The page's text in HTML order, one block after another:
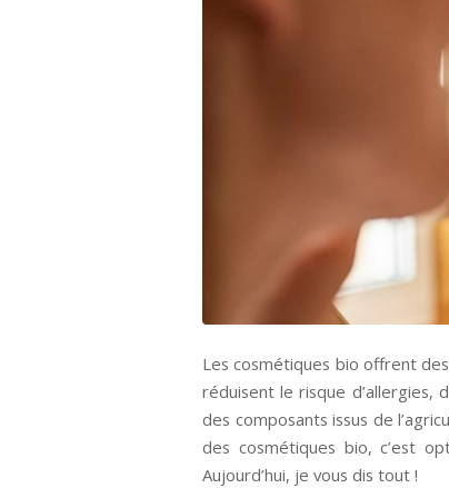
Les cosmétiques bio offrent
réduisent le risque d’allergies,
des composants issus de
des cosmétiques bio, c’est
Aujourd’hui, je vous dis tout !